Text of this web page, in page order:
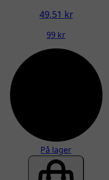
49,51 kr
99 kr
På lager